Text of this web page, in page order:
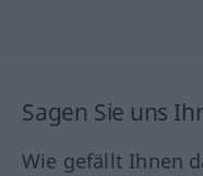
Sagen Sie uns
Wie gefällt Ihnen